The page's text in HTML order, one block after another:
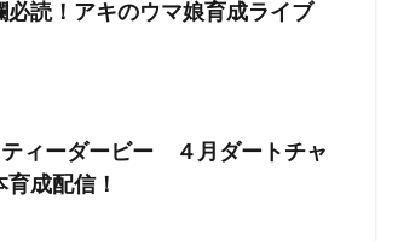
読！アキのウマ娘育成ライブ
ィーダービー ４月ダートチャ
成配信！